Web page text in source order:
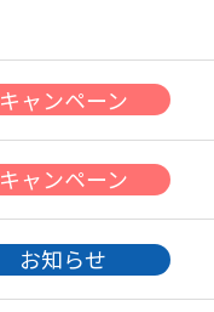
キャンペーン
キャンペーン
お知らせ